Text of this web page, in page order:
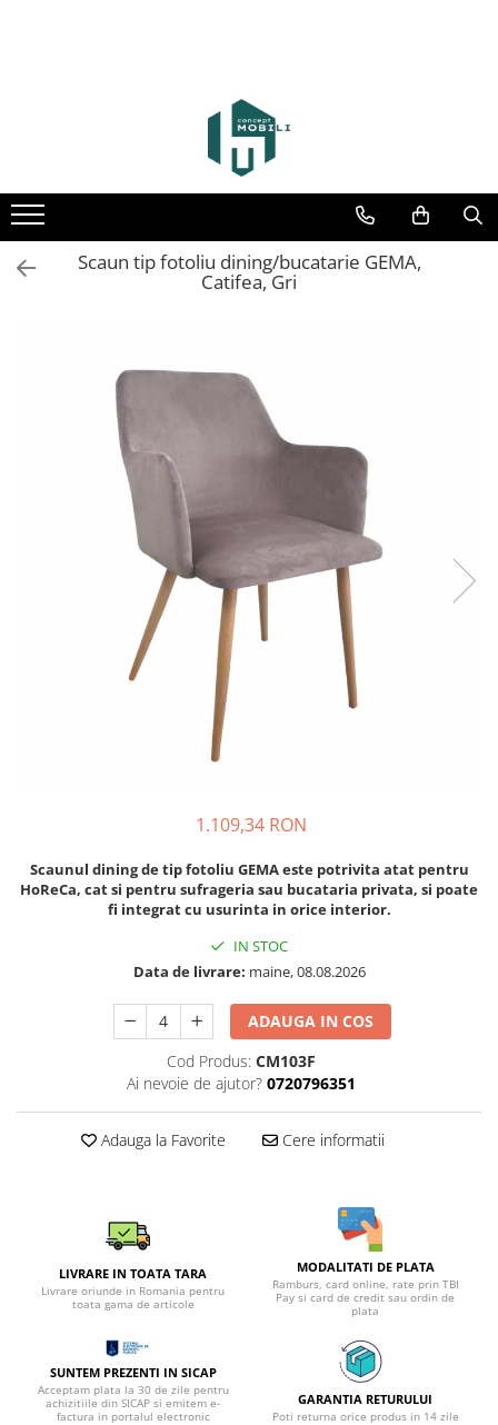
Scaun tip fotoliu dining/bucatarie GEMA,
Catifea, Gri
1.109,34 RON
Scaunul dining de tip fotoliu GEMA este potrivita atat pentru
HoReCa, cat si pentru sufrageria sau bucataria privata, si poate
fi integrat cu usurinta in orice interior.
IN STOC
Data de livrare: maine, 08.08.2026
ADAUGA IN COS
Cod Produs: CM103F
Ai nevoie de ajutor? 0720796351
Adauga la Favorite Cere informatii
LIVRARE IN TOATA TARA
Livrare oriunde in Romania pentru
toata gama de articole
MODALITATI DE PLATA
Ramburs, card online, rate prin TBI
Pay si card de credit sau ordin de
plata
SUNTEM PREZENTI IN SICAP
Acceptam plata la 30 de zile pentru
achizitiile din SICAP si emitem e-
factura in portalul electronic
GARANTIA RETURULUI
Poti returna orice produs in 14 zile